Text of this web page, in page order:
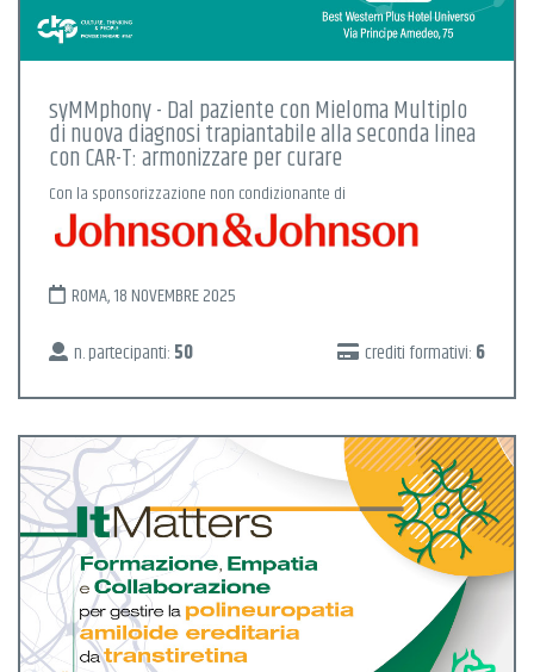
syMMphony - Dal paziente con Mieloma Multiplo
di nuova diagnosi trapiantabile alla seconda linea
con CAR-T: armonizzare per curare
Con la sponsorizzazione non condizionante di
ROMA, 18 NOVEMBRE 2025
n. partecipanti: 50 crediti formativi: 6